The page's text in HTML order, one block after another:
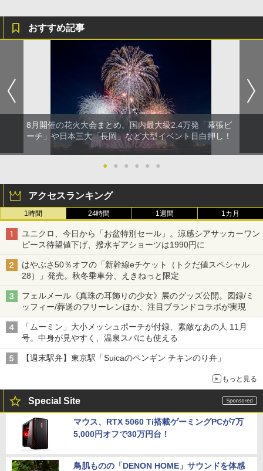
おすすめ記事
8月開催の花火大会まとめ。国内最大級2.4万発「幕張ビ
ーチ」や日本三大「長岡」など大型イベント目白押し！
● ● ● ● ● ●
アクセスランキング
1時間 24時間 1週間 1カ月
ユニクロ、今日から「お盆特別セール」。涼感シアサッカーワン
ピース待望値下げ、撥水ギアショーツは1990円に
はやぶさ50％オフの「新幹線eチケット（トクだ値スペシャル
28）」発売。秋冬乗車分、えきねっと限定
フェルメール《真珠の耳飾りの少女》展のグッズ公開。図録/ミ
ッフィー/葬送のフリーレンほか、注目ブランドコラボが実現
「ムーミン」大小メッシュポーチが付録、素敵なあの人 11月
号。中身が見やすく、温泉スパにも使える
【週末駅弁】東京駅「Suicaのペンギン チキンのり弁」
もっと見る
Special Site
マウス、RTX 5060 Ti搭載ゲーミングPCが7万
5,000円オフで30万円台！
鳥肌ものの「DENON HOME」サウンドを体感